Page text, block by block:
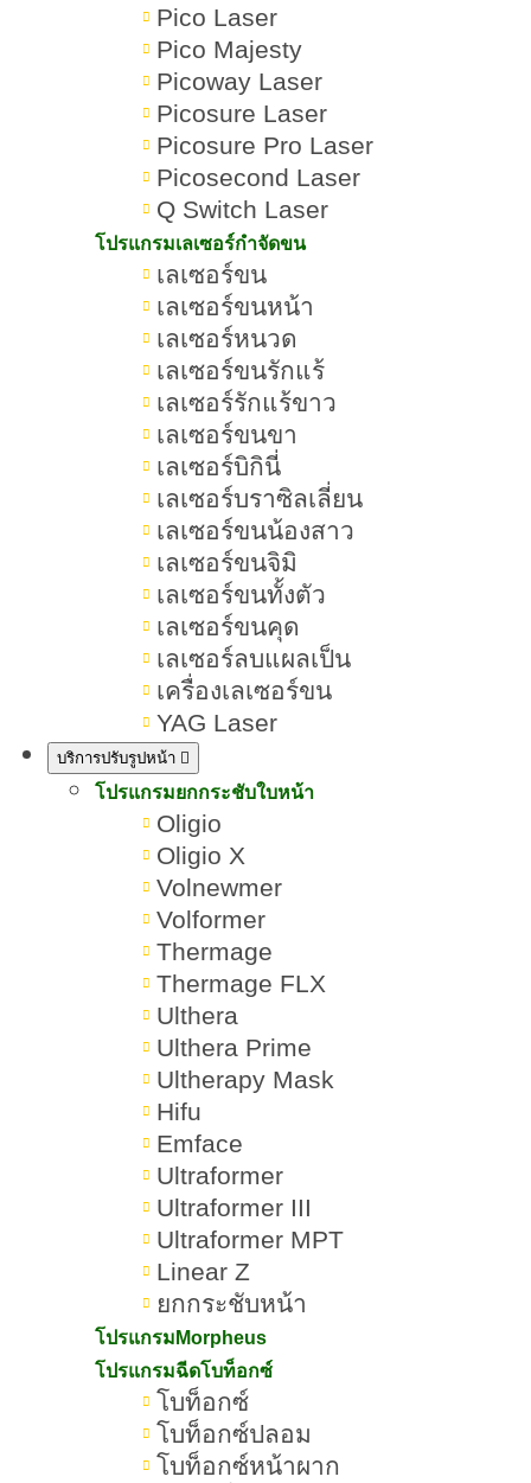
Pico Laser
Pico Majesty
Picoway Laser
Picosure Laser
Picosure Pro Laser
Picosecond Laser
Q Switch Laser
โปรแกรมเลเซอร์กำจัดขน
เลเซอร์ขน
เลเซอร์ขนหน้า
เลเซอร์หนวด
เลเซอร์ขนรักแร้
เลเซอร์รักแร้ขาว
เลเซอร์ขนขา
เลเซอร์บิกินี่
เลเซอร์บราซิลเลี่ยน
เลเซอร์ขนน้องสาว
เลเซอร์ขนจิมิ
เลเซอร์ขนทั้งตัว
เลเซอร์ขนคุด
เลเซอร์ลบแผลเป็น
เครื่องเลเซอร์ขน
YAG Laser
บริการปรับรูปหน้า
โปรแกรมยกกระชับใบหน้า
Oligio
Oligio X
Volnewmer
Volformer
Thermage
Thermage FLX
Ulthera
Ulthera Prime
Ultherapy Mask
Hifu
Emface
Ultraformer
Ultraformer III
Ultraformer MPT
Linear Z
ยกกระชับหน้า
โปรแกรมMorpheus
โปรแกรมฉีดโบท็อกซ์
โบท็อกซ์
โบท็อกซ์ปลอม
โบท็อกซ์หน้าผาก
»
โปรแกรมฉีด
โบท็อกซ์ลด
ริ้วรอย
»
ข้อดีอย่างไร
สารบัญเนื้อหา โบท็อกซ์ Hugel ,
Hugel
โบท็อกซ์ Hugel คืออะไร ดีไหม ช่วย
อะไร ฉีดจุดไหนได้บ้าง
โบท็อกซ์ Hugel คืออะไร
โบท็อกซ์ Hugel มีจุดเด่นอะไรบ้าง
โบท็อกซ์ Hugel ช่วยอะไรบ้าง
โบท็อกซ์ Hugel ฉีดตรงไหนได้บ้าง
โบท็อกซ์ Hugel กี่วันถึงเห็นผล
โบท็อกซ์ Hugel กี่ครั้งถึงเห็นผล
โบท็อกซ์ Hugel อยู่ได้นานแค่ไหน
โบท็อกซ์ Hugel เหมาะกับใครบ้าง
โบท็อกซ์ Hugel ไม่เหมาะกับใครบ้าง
โบท็อกซ์ Hugel อันตรายไหม
โบท็อกซ์ Hugel มีผลข้างเคียงไหม
การเตรียมตัวก่อนฉีดโบท็อกซ์
การดูแลตัวเองหลังฉีดโบท็อกซ์
Hugel
สรุปเกี่ยวกับโบท็อกซ์ Hugel